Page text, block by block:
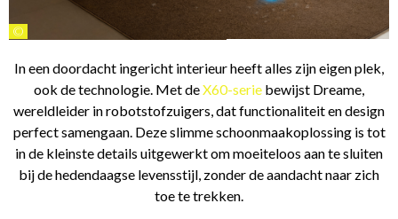
©
In een doordacht ingericht interieur heeft alles zijn eigen plek,
ook de technologie. Met deX60-serie bewijst Dreame,
wereldleider in robotstofzuigers, dat functionaliteit en design
perfect samengaan. Deze slimme schoonmaakoplossing is tot
in de kleinste details uitgewerkt om moeiteloos aan te sluiten
bij de hedendaagse levensstijl, zonder de aandacht naar zich
toe te trekken.